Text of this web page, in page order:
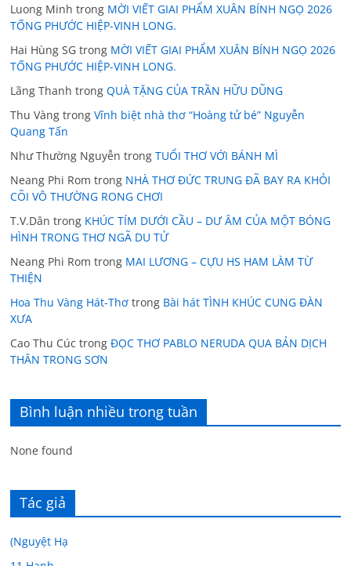
Luong Minh trong MỜI VIẾT GIAI PHẨM XUÂN BÍNH NGỌ 2026
TỐNG PHƯỚC HIỆP-VINH LONG.
Hai Hùng SG trong MỜI VIẾT GIAI PHẨM XUÂN BÍNH NGỌ 2026
TỐNG PHƯỚC HIỆP-VINH LONG.
Lãng Thanh trongQUÀ TẶNG CỦA TRẦN HỮU DŨNG
Thu Vàng trongVĩnh biệt nhà thơ “Hoàng tử bé” Nguyễn
Quang Tấn
Như Thường Nguyễn trongTUỔI THƠ VỚI BÁNH MÌ
Neang Phi Rom trong NHÀ THƠ ĐỨC TRUNG ĐÃ BAY RA KHỎI
CÕI VÔ THƯỜNG RONG CHƠI
T.V.Dân trong KHÚC TÍM DƯỚI CẦU – DƯ ÂM CỦA MỘT BÓNG
HÌNH TRONG THƠ NGÃ DU TỬ
Neang Phi Rom trong MAI LƯƠNG – CỰU HS HAM LÀM TỪ
THIỆN
Hoa Thu Vàng Hát-Thơ trong Bài hát TÌNH KHÚC CUNG ĐÀN
XƯA
Cao Thu Cúc trongĐỌC THƠ PABLO NERUDA QUA BẢN DỊCH
THÂN TRONG SƠN
Bình luận nhiều trong tuần
None found
Tác giả
(Nguyệt Hạ